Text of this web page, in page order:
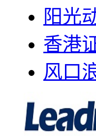
阳光
香港
风口